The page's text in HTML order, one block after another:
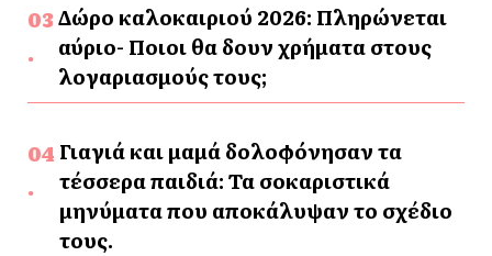
Δώρο καλοκαιριού 2026: Πληρώνεται
αύριο- Ποιοι θα δουν χρήματα στους
λογαριασμούς τους;
Γιαγιά και μαμά δολοφόνησαν τα
τέσσερα παιδιά: Τα σοκαριστικά
μηνύματα που αποκάλυψαν το σχέδιο
τους.